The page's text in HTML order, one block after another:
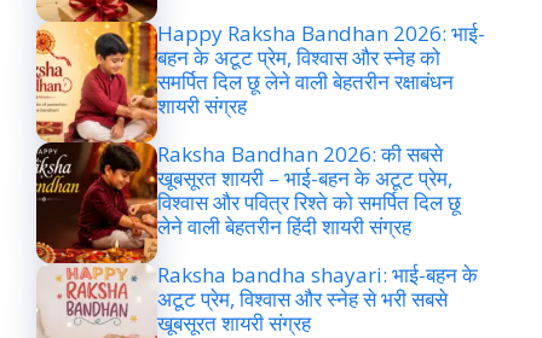
Happy Raksha Bandhan 2026: भाई-
बहन के अटूट प्रेम, विश्वास और स्नेह को
समर्पित दिल छू लेने वाली बेहतरीन रक्षाबंधन
शायरी संग्रह
Raksha Bandhan 2026: की सबसे
खूबसूरत शायरी – भाई-बहन के अटूट प्रेम,
विश्वास और पवित्र रिश्ते को समर्पित दिल छू
लेने वाली बेहतरीन हिंदी शायरी संग्रह
Raksha bandha shayari: भाई-बहन के
अटूट प्रेम, विश्वास और स्नेह से भरी सबसे
खूबसूरत शायरी संग्रह